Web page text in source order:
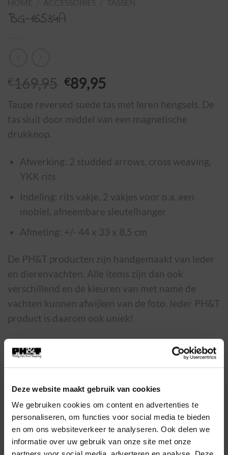
Deze website maakt gebruik van cookies
We gebruiken cookies om content en advertenties te
personaliseren, om functies voor social media te bieden
en om ons websiteverkeer te analyseren. Ook delen we
informatie over uw gebruik van onze site met onze
BG-16534A
€169,95 Oorspronkelijke
prijs
was:
€169,95.
€89,95
is:
€89,95.
Taupe reversed suede tas met leren hengsels. De
tas sluit door middel van een magnetische
drukknop.
Afwerking: 2 studded arrows, cross weaving,
YKK rits
Indeling: rits vakje, 2 vakjes voor o.a. een
mobiel, afneembare sleutelhanger
Afmeting: +/- 44 x 33 x 8,5 cm
De PH&T producten zijn handgemaakt van leder
en dierenvachten. Alle items zijn dan ook
verschillend en de kleuren van met name de
vachten kunnen afwijken van de foto. Ieder PH&T
product is daarom ook uniek!
kleuren op de foto's kunnen altijd licht afwijken
van de werkelijkheid i.v.m. lichtinval tijdens de
Op voorraad
BG-16534A aantal
TOEVOEGEN AAN WINKELWAGEN